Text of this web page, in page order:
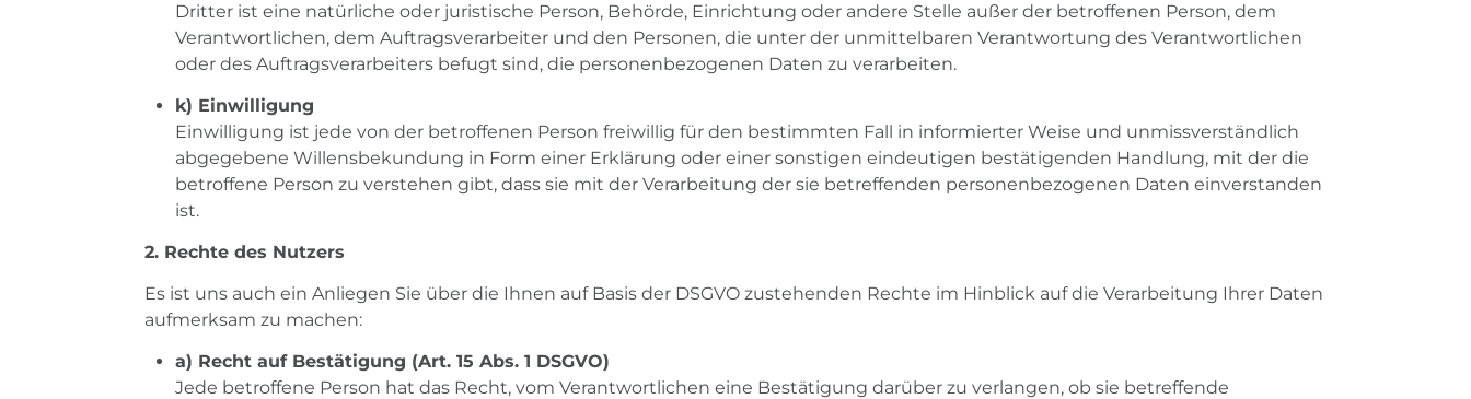
Dritter ist eine natürliche oder juristische Person, Behörde, Einrichtung oder andere Stelle außer der betroffenen Person, dem
Verantwortlichen, dem Auftragsverarbeiter und den Personen, die unter der unmittelbaren Verantwortung des Verantwortlichen
oder des Auftragsverarbeiters befugt sind, die personenbezogenen Daten zu verarbeiten.
k) Einwilligung
Einwilligung ist jede von der betroffenen Person freiwillig für den bestimmten Fall in informierter Weise und unmissverständlich
abgegebene Willensbekundung in Form einer Erklärung oder einer sonstigen eindeutigen bestätigenden Handlung, mit der die
betroffene Person zu verstehen gibt, dass sie mit der Verarbeitung der sie betreffenden personenbezogenen Daten einverstanden
ist.
2. Rechte des Nutzers
Es ist uns auch ein Anliegen Sie über die Ihnen auf Basis der DSGVO zustehenden Rechte im Hinblick auf die Verarbeitung Ihrer Daten
aufmerksam zu machen:
a) Recht auf Bestätigung (Art. 15 Abs. 1 DSGVO)
Jede betroffene Person hat das Recht, vom Verantwortlichen eine Bestätigung darüber zu verlangen, ob sie betreffende